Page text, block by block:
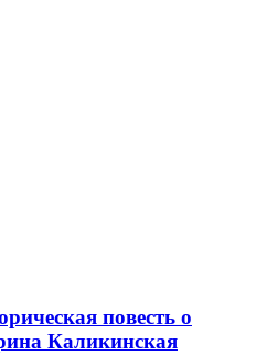
повесть о
Каликинская